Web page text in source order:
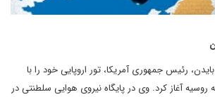
رئیس جمهوری آمریکا، تور اروپایی خود را با
آغاز کرد. وی در پایگاه نیروی هوایی سلطنتی در